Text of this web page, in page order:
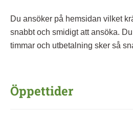
Du ansöker på hemsidan vilket
snabbt och smidigt att ansöka.
timmar och utbetalning sker så
Öppettider